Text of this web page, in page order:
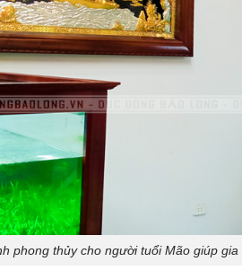
phong thủy cho người tuổi Mão giúp